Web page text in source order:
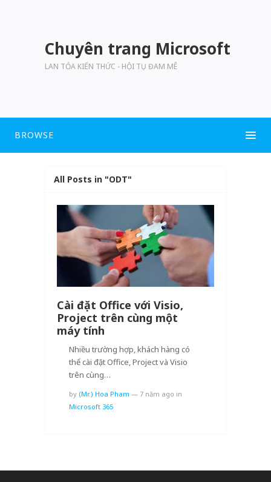
Chuyên trang Microsoft
LAN TỎA KIẾN THỨC - HỘI TỤ ĐAM MÊ
BROWSE
All Posts in "ODT"
Cài đặt Office với Visio,
Project trên cùng một
máy tính
Nhiều trường hợp, khách hàng có
thể cài đặt Office, Project và Visio
trên cùng…
by (Mr.) Hoa Pham — 7 năm ago in
Microsoft 365